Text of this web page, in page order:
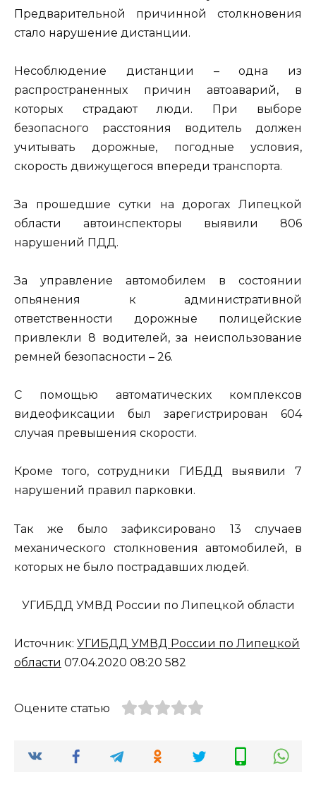
Предварительной причинной столкновения
стало нарушение дистанции.
Несоблюдение дистанции – одна из
распространенных причин автоаварий, в
которых страдают люди. При выборе
безопасного расстояния водитель должен
учитывать дорожные, погодные условия,
скорость движущегося впереди транспорта.
За прошедшие сутки на дорогах Липецкой
области автоинспекторы выявили 806
нарушений ПДД.
За управление автомобилем в состоянии
опьянения к административной
ответственности дорожные полицейские
привлекли 8 водителей, за неиспользование
ремней безопасности – 26.
С помощью автоматических комплексов
видеофиксации был зарегистрирован 604
случая превышения скорости.
Кроме того, сотрудники ГИБДД выявили 7
нарушений правил парковки.
Так же было зафиксировано 13 случаев
механического столкновения автомобилей, в
которых не было пострадавших людей.
УГИБДД УМВД России по Липецкой области
Источник: УГИБДД УМВД России по Липецкой
области 07.04.2020 08:20 582
Оцените статью